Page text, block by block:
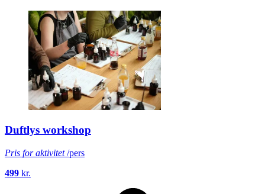
Duftlys workshop
Pris for aktivitet/pers
499 kr.